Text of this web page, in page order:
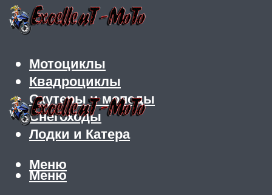
Мотоциклы
Квадроциклы
Скутеры и мопеды
Снегоходы
Лодки и Катера
Меню
Меню